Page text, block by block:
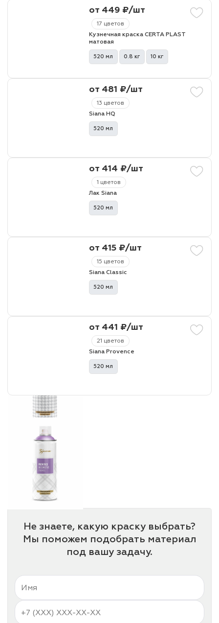
17 цветов
от 449 ₽/шт
Кузнечная краска CERTA PLAST
матовая
520 мл 0.8 кг 10 кг
13 цветов
от 481 ₽/шт
Siana HQ
520 мл
1 цветов
от 414 ₽/шт
Лак Siana
520 мл
15 цветов
от 415 ₽/шт
Siana Classic
520 мл
21 цветов
от 441 ₽/шт
Siana Provence
520 мл
Не знаете, какую краску выбрать?
Мы поможем подобрать материал
под вашу задачу.